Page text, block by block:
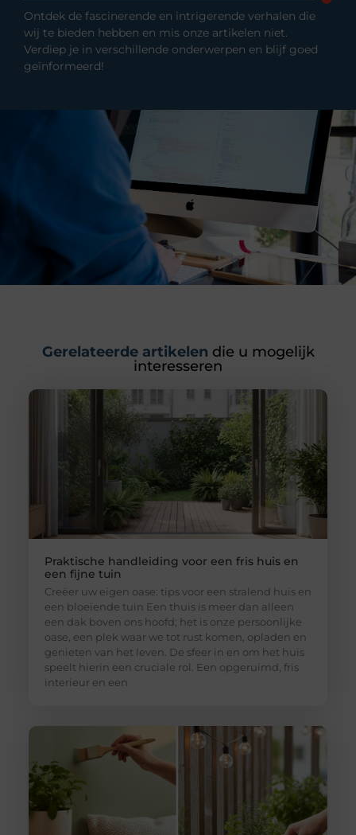
Ontdek de fascinerende en intrigerende verhalen die
wij te bieden hebben en mis onze artikelen niet.
Verdiep je in verschillende onderwerpen en blijf goed
geïnformeerd!
Gerelateerde artikelen die u mogelijk
interesseren
Praktische handleiding voor een fris huis en
een fijne tuin
Creëer uw eigen oase: tips voor een stralend huis en
een bloeiende tuin Een thuis is meer dan alleen
een dak boven ons hoofd; het is onze persoonlijke
oase, een plek waar we tot rust komen, opladen en
genieten van het leven. De sfeer in en om het huis
speelt hierin een cruciale rol. Een opgeruimd, fris
interieur en een